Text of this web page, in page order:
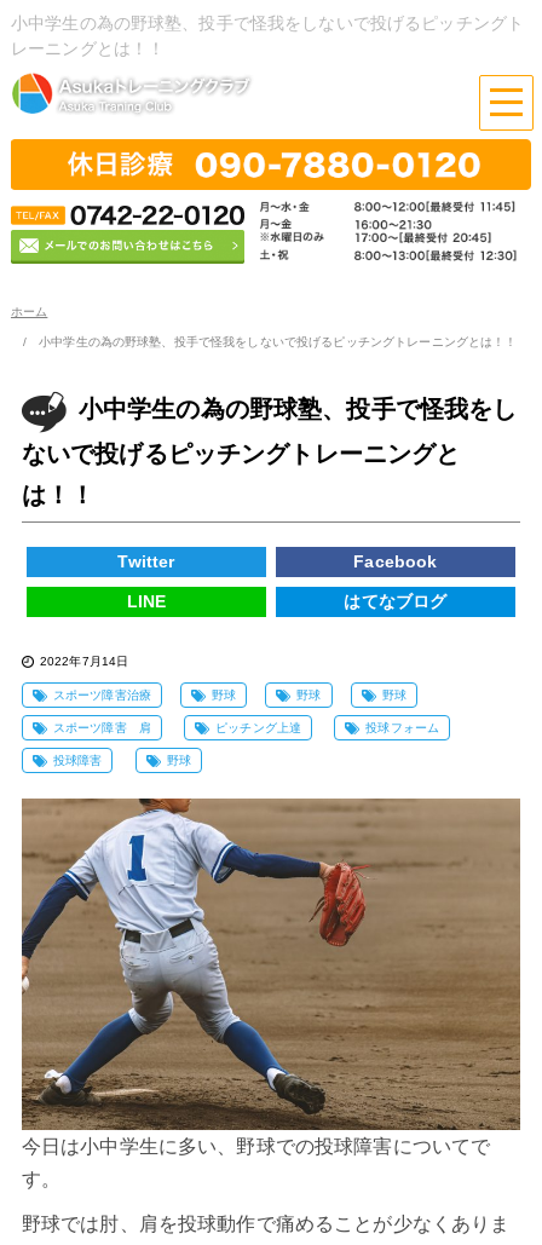
小中学生の為の野球塾、投手で怪我をしないで投げるピッチングト
レーニングとは！！
ホーム
小中学生の為の野球塾、投手で怪我をしないで投げるピッチングトレーニングとは！！
小中学生の為の野球塾、投手で怪我をし
ないで投げるピッチングトレーニングと
は！！
Twitter Facebook
LINE はてなブログ
2022年7月14日
スポーツ障害治療 野球 野球 野球
スポーツ障害 肩 ピッチング上達 投球フォーム
投球障害 野球
今日は小中学生に多い、野球での投球障害についてで
す。
野球では肘、肩を投球動作で痛めることが少なくありま